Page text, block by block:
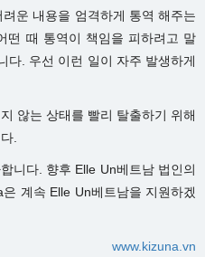
려운 내용을 엄격하게 통역 해주는
떤 때 통역이 책임을 피하려고 말
다. 우선 이런 일이 자주 발생하게
않는 상태를 빨리 탈출하기 위해
.
니다. 향후 Elle Un베트남 법인의
계속 Elle Un베트남을 지원하겠
www.kizuna.vn